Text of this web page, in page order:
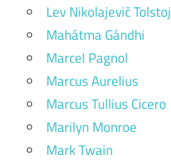
Lev Nikolajevič Tolstoj
Mahátma Gándhi
Marcel Pagnol
Marcus Aurelius
Marcus Tullius Cicero
Marilyn Monroe
Mark Twain